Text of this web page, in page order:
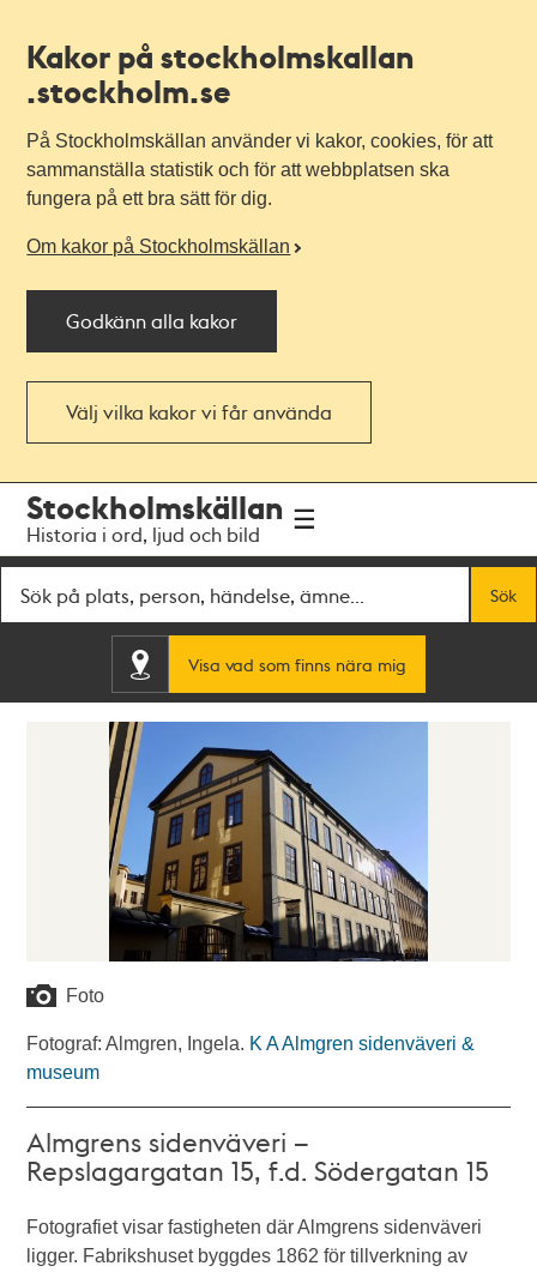
Kakor på stockholmskallan
.stockholm.se
På Stockholmskällan använder vi kakor, cookies, för att
sammanställa statistik och för att webbplatsen ska
fungera på ett bra sätt för dig.
Om kakor på Stockholmskällan
Godkänn alla kakor
Välj vilka kakor vi får använda
navigationen
huvudinnehållet
Stockholmskällan
Historia i ord, ljud och bild
Sök
Visa vad som finns nära mig
Foto
Fotograf: Almgren, Ingela. K A Almgren sidenväveri &
museum
Almgrens sidenväveri –
Repslagargatan 15, f.d. Södergatan 15
Fotografiet visar fastigheten där Almgrens sidenväveri
ligger. Fabrikshuset byggdes 1862 för tillverkning av